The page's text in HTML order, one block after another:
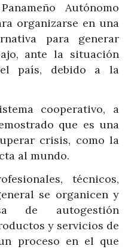
Autónomo
organizarse en una
para generar
ante la situación
país, debido a la
cooperativo, a
que es una
crisis, como la
al mundo.
técnicos,
se organicen y
de autogestión
y servicios de
proceso en el que